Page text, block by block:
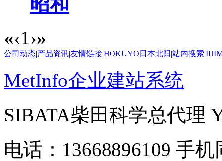
«‹1›»
公司动态|产品资讯|友情链接|HOKUYO日本北阳|站内搜索|
MetInfo企业建站系统
SIBATA柴田科学总代理
电话：13668896109 手机